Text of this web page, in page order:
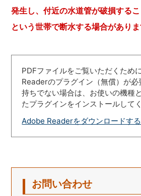
発生し、付近の水道管が破損する
という世帯で断水する場合がありま
PDFファイルをご覧いただくため
Readerのプラグイン（無償）が必
持ちでない場合は、お使いの機種
たプラグインをインストールして
Adobe Readerをダウンロードする
お問い合わせ